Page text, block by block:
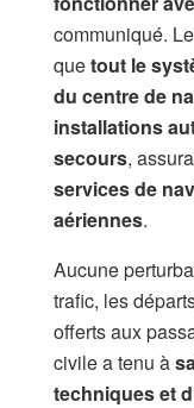
communiqué.
quetout le
du centre de
installations
secours,
services de
aériennes.
Aucune
trafic, les
offerts aux
civile a tenu à
techniques et